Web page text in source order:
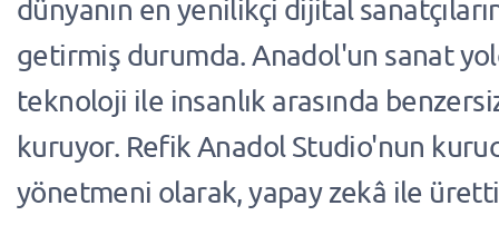
dünyanın en yenilikçi dijital
getirmiş durumda. Anadol'un sanat
teknoloji ile insanlık arasında
kuruyor. Refik Anadol Studio'nun
yönetmeni olarak, yapay zekâ ile